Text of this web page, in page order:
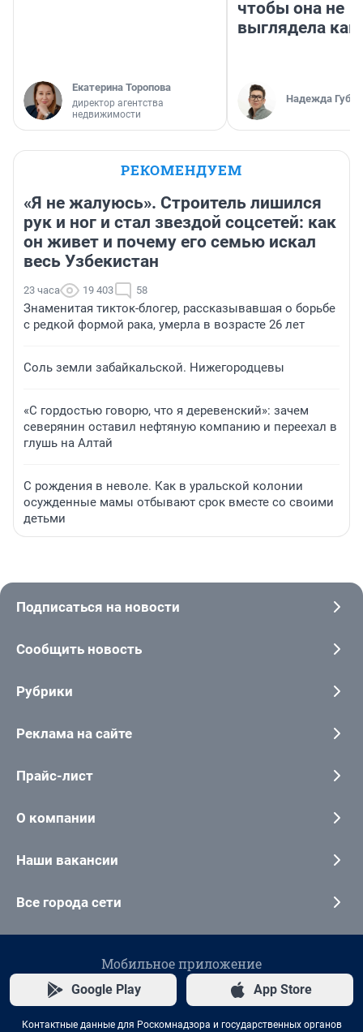
Екатерина Торопова
директор агентства
недвижимости
чтобы она не
выглядела как
Надежда
РЕКОМЕНДУЕМ
«Я не жалуюсь». Строитель лишился
рук и ног и стал звездой соцсетей: как
он живет и почему его семью искал
весь Узбекистан
23 часа 19 403 58
Знаменитая тикток-блогер, рассказывавшая о борьбе
с редкой формой рака, умерла в возрасте 26 лет
Соль земли забайкальской. Нижегородцевы
«С гордостью говорю, что я деревенский»: зачем
северянин оставил нефтяную компанию и переехал в
глушь на Алтай
С рождения в неволе. Как в уральской колонии
осужденные мамы отбывают срок вместе со своими
детьми
Подписаться на новости
Сообщить новость
Рубрики
Реклама на сайте
Прайс-лист
О компании
Наши вакансии
Все города сети
Мобильное приложение
Google Play App Store
Контактные данные для Роскомнадзора и государственных органов